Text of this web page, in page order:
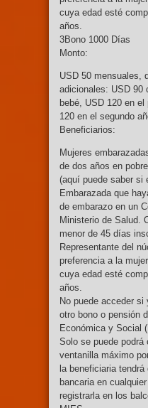
cuya edad esté
años.
3Bono 1000 Días
Monto:
USD 50 mensuales,
adicionales: USD 90
bebé, USD 120 en
120 en el segundo
Beneficiarios:
Mujeres
de dos años en
(aquí puede saber si
Embarazada que
de embarazo en un
Ministerio de Salud.
menor de 45 días
Representante del
preferencia a la
cuya edad esté
años.
No puede acceder
otro bono o pensión
Económica y Social
Solo se puede podrá
ventanilla máximo
la beneficiaria
bancaria en
registrarla en los